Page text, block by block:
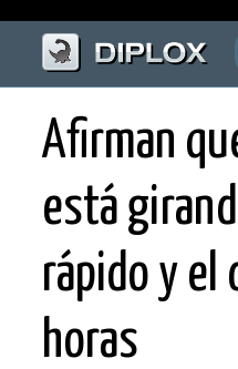
Afirman
está
rápido y el
horas